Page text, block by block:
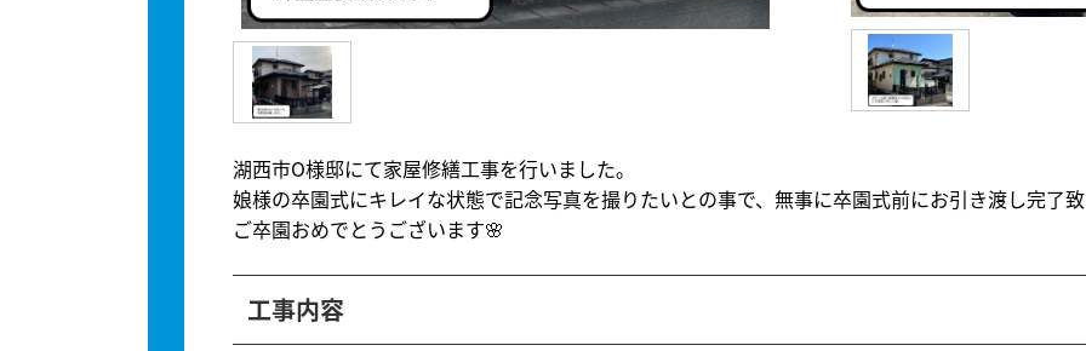
湖西市O様邸にて家屋修繕工事を行いました。
娘様の卒園式にキレイな状態で記念写真を撮りたいとの事で、無事に卒園式前にお引き渡し完了
ご卒園おめでとうございます🌸
工事内容